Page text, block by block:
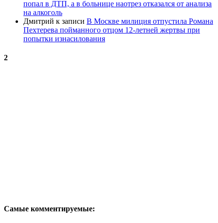
попал в ДТП, а в больнице наотрез отказался от анализа
на алкоголь
Дмитрий к записи В Москве милиция отпустила Романа
Пехтерева пойманного отцом 12-летней жертвы при
попытки изнасилования
2
Самые комментируемые: